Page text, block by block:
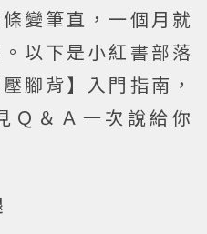
變筆直，一個月就
以下是小紅書部落
腳背】入門指南，
Ｑ＆Ａ一次說給你